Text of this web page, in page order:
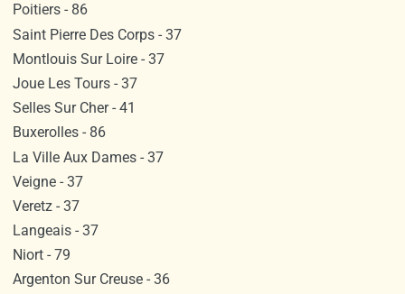
Poitiers - 86
Saint Pierre Des Corps - 37
Montlouis Sur Loire - 37
Joue Les Tours - 37
Selles Sur Cher - 41
Buxerolles - 86
La Ville Aux Dames - 37
Veigne - 37
Veretz - 37
Langeais - 37
Niort - 79
Argenton Sur Creuse - 36